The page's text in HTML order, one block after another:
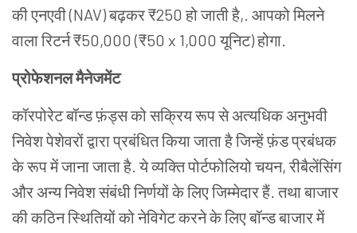
की एनएवी (NAV) बढ़कर ₹250 हो जाती है,. आपको मिलने
वाला रिटर्न ₹50,000 (₹50 x 1,000 यूनिट) होगा.
प्रोफेशनल मैनेजमेंट
कॉरपोरेट बॉन्ड फ़ंड्स को सक्रिय रूप से अत्यधिक अनुभवी
निवेश पेशेवरों द्वारा प्रबंधित किया जाता है जिन्हें फ़ंड प्रबंधक
के रूप में जाना जाता है. ये व्यक्ति पोर्टफोलियो चयन, रीबैलेंसिंग
और अन्य निवेश संबंधी निर्णयों के लिए जिम्मेदार हैं. तथा बाजार
की कठिन स्थितियों को नेविगेट करने के लिए बॉन्ड बाजार में